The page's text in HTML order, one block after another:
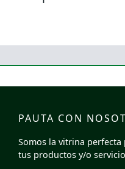
PAUTA CON
Somos la vitrina perfecta
tus productos y/o